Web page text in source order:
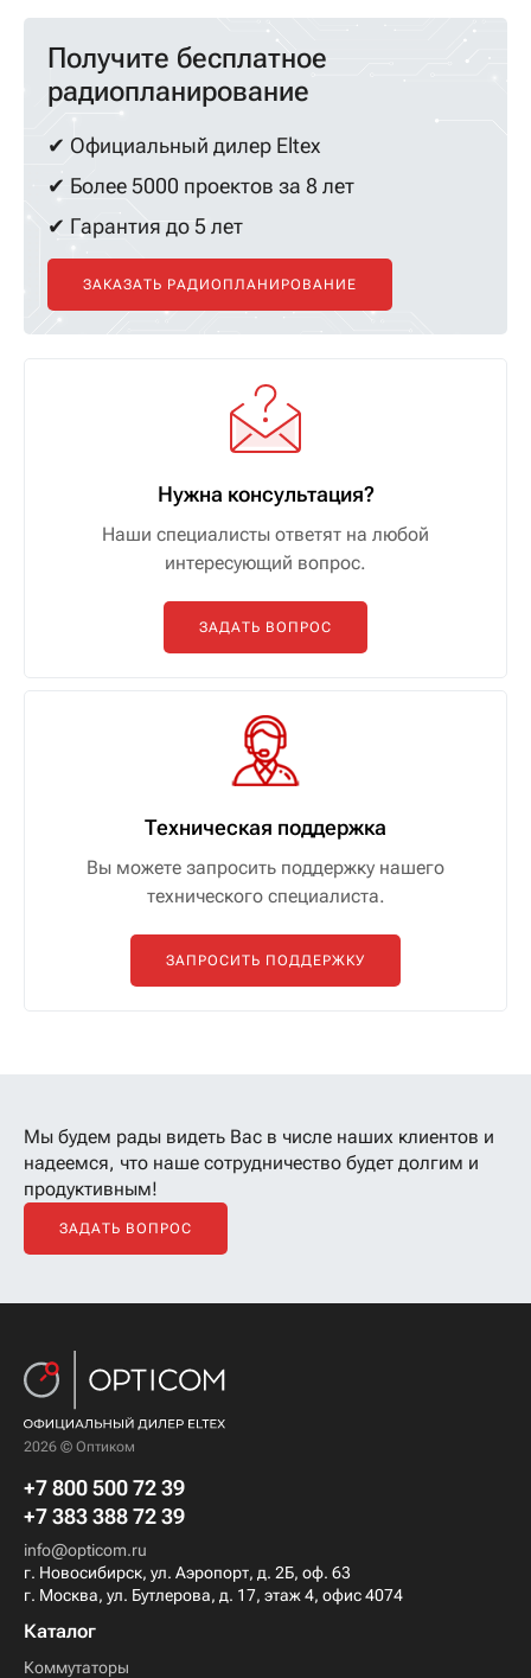
Получите бесплатное
радиопланирование
✔ Официальный дилер Eltex
✔ Более 5000 проектов за 8 лет
✔ Гарантия до 5 лет
ЗАКАЗАТЬ РАДИОПЛАНИРОВАНИЕ
Нужна консультация?
Наши специалисты ответят на любой
интересующий вопрос.
ЗАДАТЬ ВОПРОС
Техническая поддержка
Вы можете запросить поддержку нашего
технического специалиста.
ЗАПРОСИТЬ ПОДДЕРЖКУ
Мы будем рады видеть Вас в числе наших клиентов и
надеемся, что наше сотрудничество будет долгим и
продуктивным!
ЗАДАТЬ ВОПРОС
2026 © Оптиком
+7 800 500 72 39
+7 383 388 72 39
info@opticom.ru
г. Новосибирск, ул. Аэропорт, д. 2Б, оф. 63
г. Москва, ул. Бутлерова, д. 17, этаж 4, офис 4074
Каталог
Коммутаторы